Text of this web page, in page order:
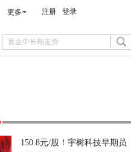
更多 注册 登录
150.8元/股！宇树科技早期员